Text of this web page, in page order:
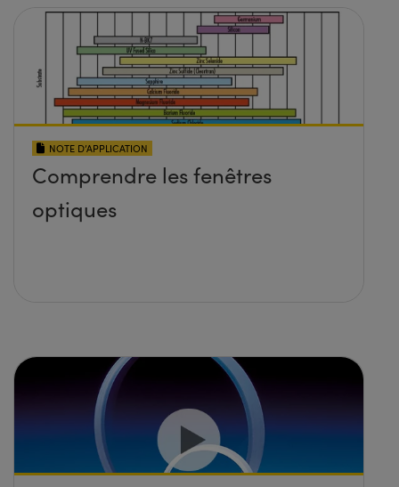
NOTE D’APPLICATION
Comprendre les fenêtres
optiques